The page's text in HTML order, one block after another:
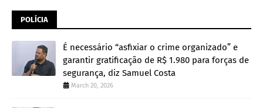
POLÍCIA
É necessário “asfixiar o crime organizado” e
garantir gratificação de R$ 1.980 para forças de
segurança, diz Samuel Costa
March 20, 2026